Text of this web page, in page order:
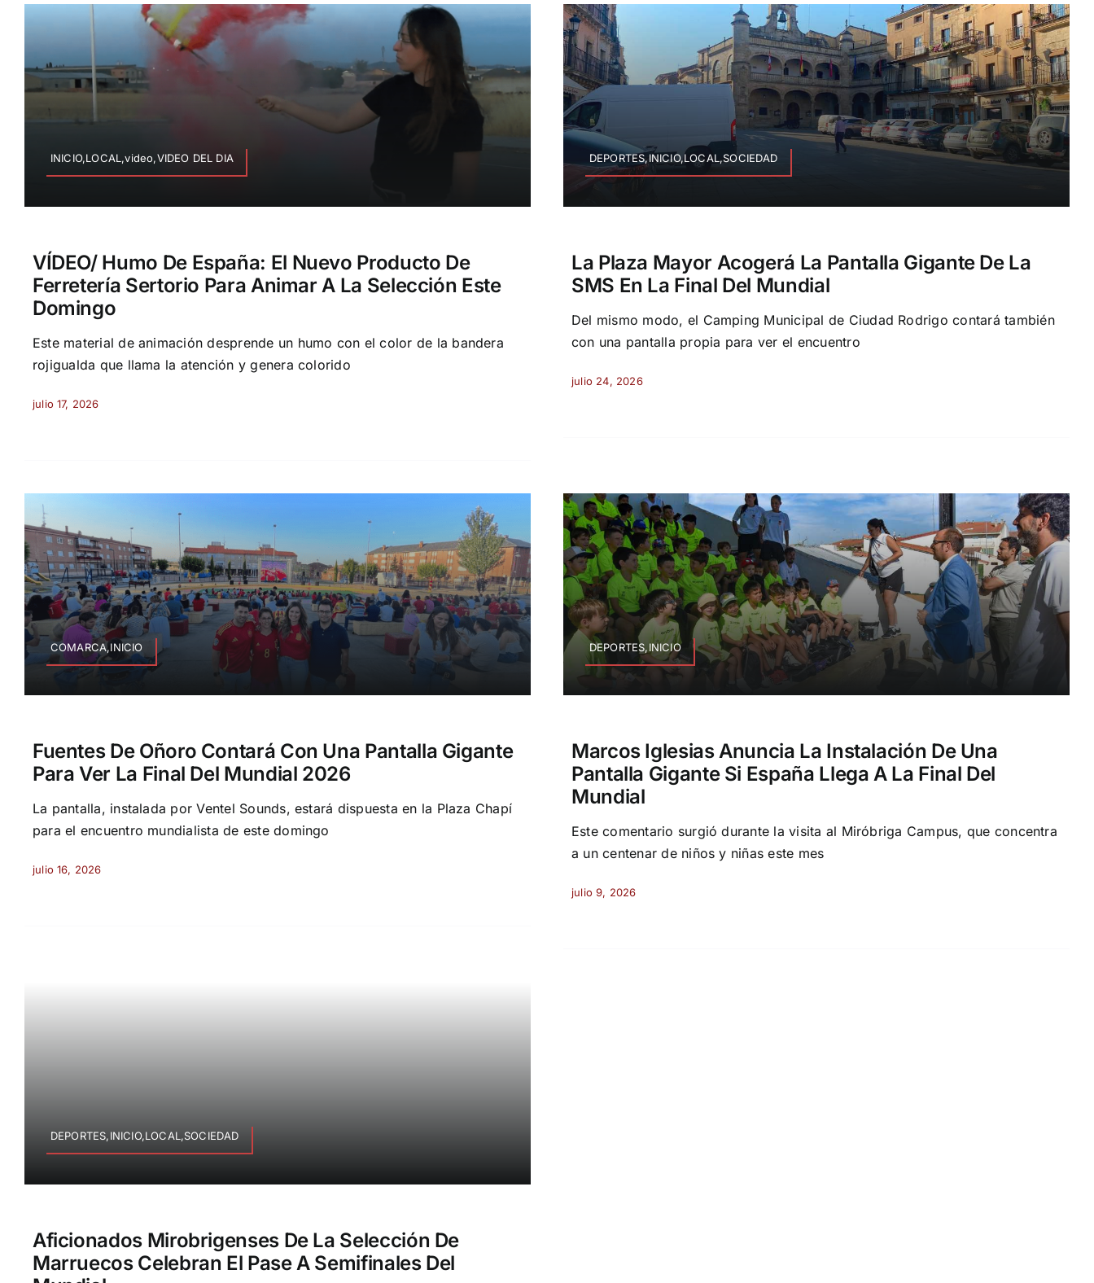
INICIO,LOCAL,video,VIDEO DEL DIA
VÍDEO/ Humo De España: El Nuevo Producto De
Ferretería Sertorio Para Animar A La Selección Este
Domingo
Este material de animación desprende un humo con el color de la bandera
rojigualda que llama la atención y genera colorido
julio 17, 2026
DEPORTES,INICIO,LOCAL,SOCIEDAD
La Plaza Mayor Acogerá La Pantalla Gigante De La
SMS En La Final Del Mundial
Del mismo modo, el Camping Municipal de Ciudad Rodrigo contará también
con una pantalla propia para ver el encuentro
julio 24, 2026
COMARCA,INICIO
Fuentes De Oñoro Contará Con Una Pantalla Gigante
Para Ver La Final Del Mundial 2026
La pantalla, instalada por Ventel Sounds, estará dispuesta en la Plaza Chapí
para el encuentro mundialista de este domingo
julio 16, 2026
DEPORTES,INICIO
Marcos Iglesias Anuncia La Instalación De Una
Pantalla Gigante Si España Llega A La Final Del
Mundial
Este comentario surgió durante la visita al Miróbriga Campus, que concentra
a un centenar de niños y niñas este mes
julio 9, 2026
DEPORTES,INICIO,LOCAL,SOCIEDAD
Aficionados Mirobrigenses De La Selección De
Marruecos Celebran El Pase A Semifinales Del